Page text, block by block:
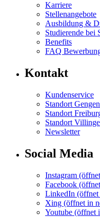
Karriere
Stellenangebote
Ausbildung &
Studierende bei
Benefits
FAQ
Kontakt
Kundenservice
Standort
Standort
Standort
Newsletter
Social Media
Instagram
Facebook
LinkedIn (öffnet
Xing (öffnet in
Youtube (öffnet